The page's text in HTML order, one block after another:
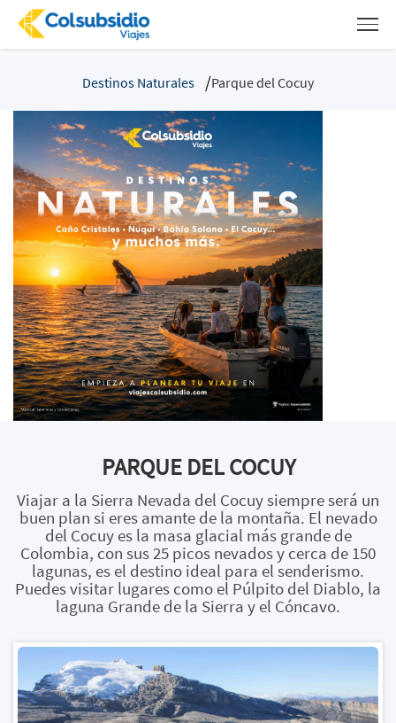
Destinos Naturales Parque del Cocuy
PARQUE DEL COCUY
Viajar a la Sierra Nevada del Cocuy siempre será un
buen plan si eres amante de la montaña. El nevado
del Cocuy es la masa glacial más grande de
Colombia, con sus 25 picos nevados y cerca de 150
lagunas, es el destino ideal para el senderismo.
Puedes visitar lugares como el Púlpito del Diablo, la
laguna Grande de la Sierra y el Cóncavo.